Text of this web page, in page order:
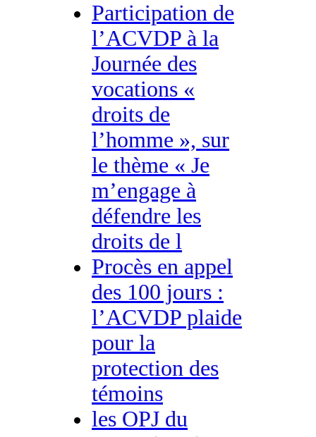
Participation de
l’ACVDP à la
Journée des
vocations «
droits de
l’homme », sur
le thème « Je
m’engage à
défendre les
droits de l
Procès en appel
des 100 jours :
l’ACVDP plaide
pour la
protection des
témoins
les OPJ du